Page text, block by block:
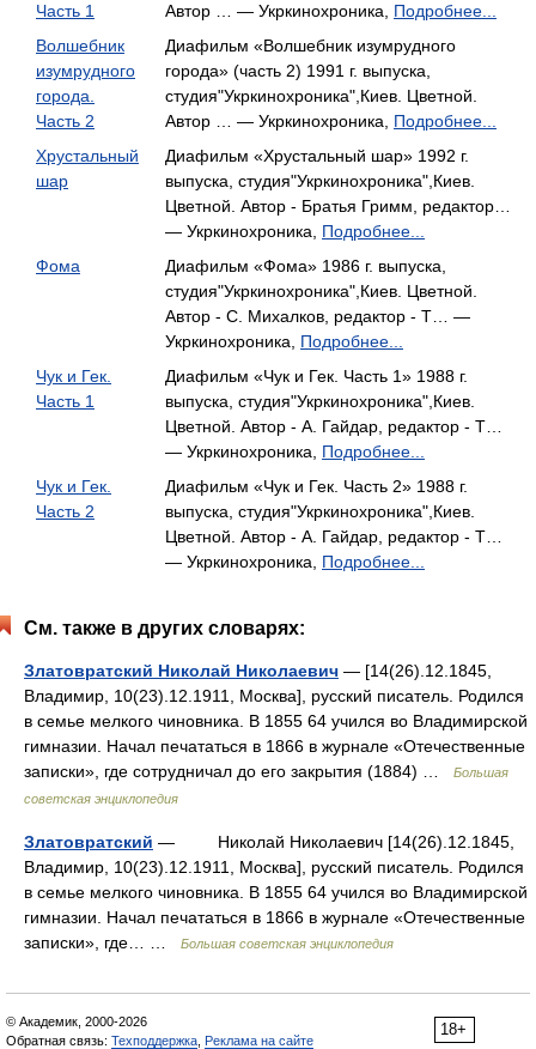
Часть 1
Автор … — Укркинохроника, Подробнее...
Волшебник
изумрудного
города.
Часть 2
Диафильм «Волшебник изумрудного
города» (часть 2) 1991 г. выпуска,
студия"Укркинохроника",Киев. Цветной.
Автор … — Укркинохроника, Подробнее...
Хрустальный
шар
Диафильм «Хрустальный шар» 1992 г.
выпуска, студия"Укркинохроника",Киев.
Цветной. Автор - Братья Гримм, редактор…
— Укркинохроника, Подробнее...
Фома
Диафильм «Фома» 1986 г. выпуска,
студия"Укркинохроника",Киев. Цветной.
Автор - С. Михалков, редактор - Т… —
Укркинохроника, Подробнее...
Чук и Гек.
Часть 1
Диафильм «Чук и Гек. Часть 1» 1988 г.
выпуска, студия"Укркинохроника",Киев.
Цветной. Автор - А. Гайдар, редактор - Т…
— Укркинохроника, Подробнее...
Чук и Гек.
Часть 2
Диафильм «Чук и Гек. Часть 2» 1988 г.
выпуска, студия"Укркинохроника",Киев.
Цветной. Автор - А. Гайдар, редактор - Т…
— Укркинохроника, Подробнее...
См. также в других словарях:
Златовратский Николай Николаевич — [14(26).12.1845,
Владимир, 10(23).12.1911, Москва], русский писатель. Родился
в семье мелкого чиновника. В 1855 64 учился во Владимирской
гимназии. Начал печататься в 1866 в журнале «Отечественные
записки», где сотрудничал до его закрытия (1884) …
Большая
советская энциклопедия
Златовратский — Николай Николаевич [14(26).12.1845,
Владимир, 10(23).12.1911, Москва], русский писатель. Родился
в семье мелкого чиновника. В 1855 64 учился во Владимирской
гимназии. Начал печататься в 1866 в журнале «Отечественные
записки», где… …
Большая советская энциклопедия
18+
© Академик, 2000-2026
Обратная связь: Техподдержка Реклама на сайте